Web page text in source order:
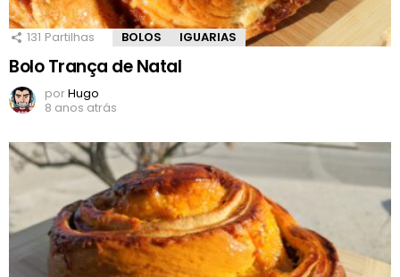
131 Partilhas BOLOS IGUARIAS
Bolo Trança de Natal
porHugo
8 anos atrás